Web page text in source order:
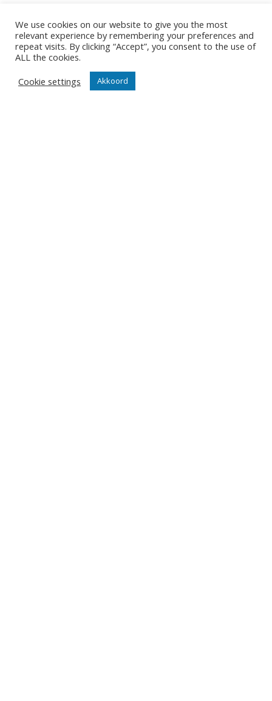
We use cookies on our website to give you the most
relevant experience by remembering your preferences and
repeat visits. By clicking “Accept”, you consent to the use of
ALL the cookies.
Cookie settings
Akkoord